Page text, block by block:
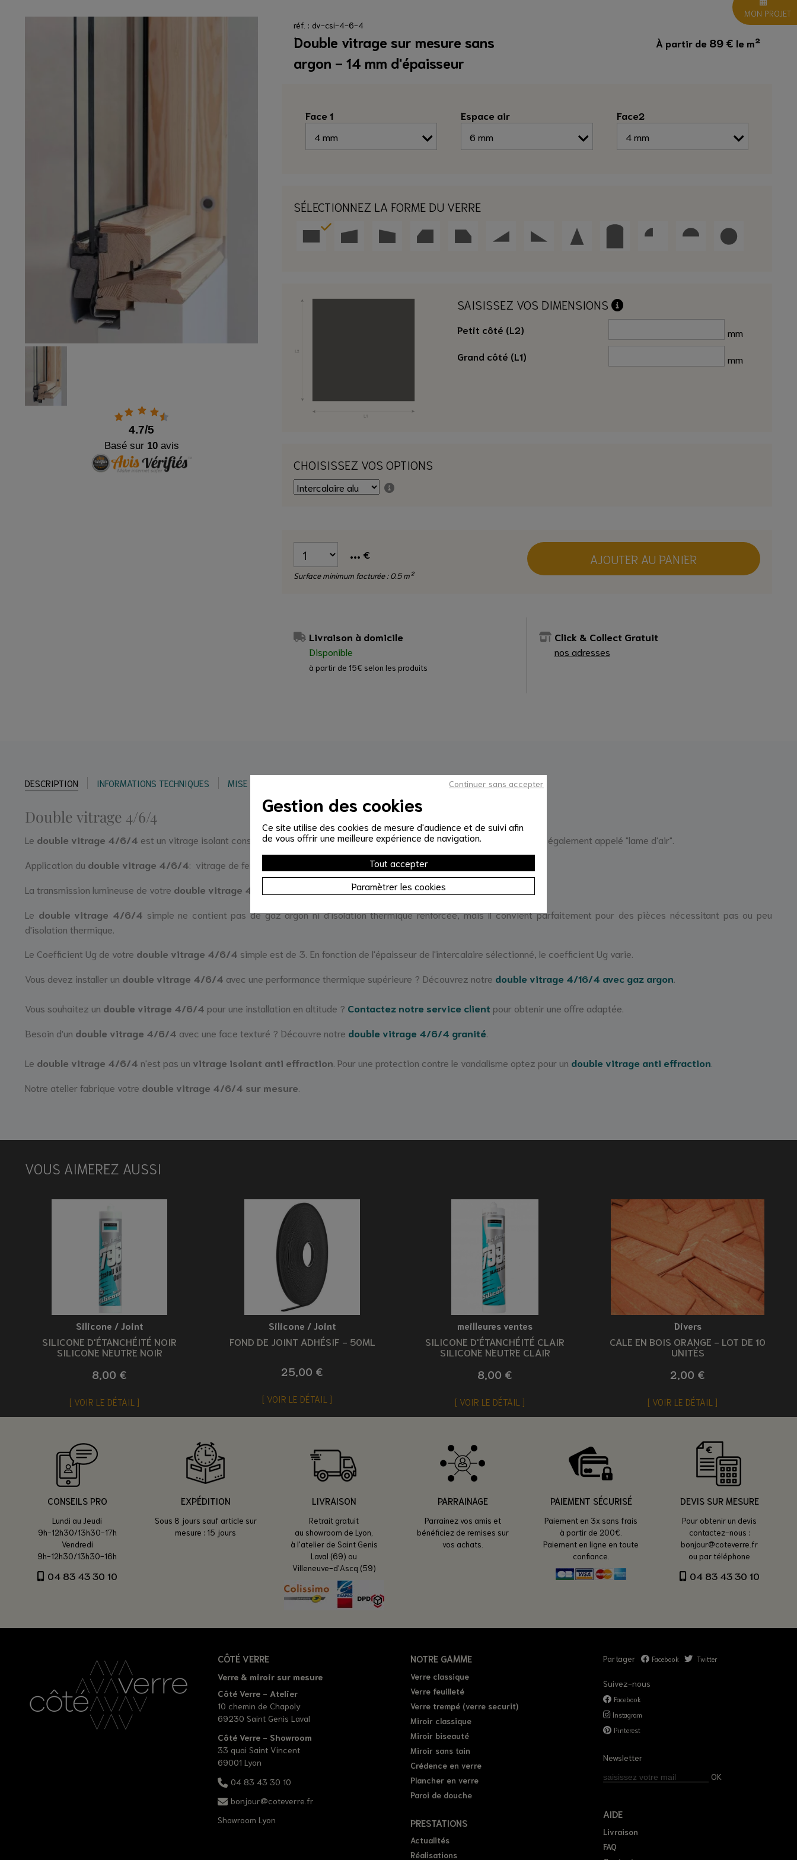
Gestion des cookies
Ce site utilise des cookies de mesure d'audience et de suivi afin
de vous offrir une meilleure expérience de navigation.
Tout accepter
Paramètrer les cookies
Continuer sans accepter
4.7/5
Basé sur 10avis
réf. : dv-csi-4-6-4
Double vitrage sur mesure sans
argon - 14 mm d'épaisseur
À partir de 89 € le m²
Face 1 Espace air Face2
SÉLECTIONNEZ LA FORME DU VERRE
SAISISSEZ VOS DIMENSIONS
Petit côté (L2)
mm
Grand côté (L1)
mm
CHOISISSEZ VOS OPTIONS
... €
Surface minimum facturée : 0.5 m²
AJOUTER AU PANIER
Livraison à domicile
Disponible
à partir de 15€ selon les produits
Click & Collect Gratuit
nos adresses
DESCRIPTION INFORMATIONS TECHNIQUES MISE EN ŒUVRE AVIS CLIENTS
Double vitrage 4/6/4
Le double vitrage 4/6/4 est un vitrage isolant constitué de deux verres de 4mm d'épaisseur, séparés par un espace d'air également appelé "lame d'air".
Application du double vitrage 4/6/4: vitrage de fenêtre, vitrage de porte,...
La transmission lumineuse de votre double vitrage 4/6/4
est de 83% et le facteur solaire est de 80%.
Le double vitrage 4/6/4 simple ne contient pas de gaz argon ni d'isolation thermique renforcée, mais il convient parfaitement pour des pièces nécessitant pas ou peu
d'isolation thermique.
Le Coefficient Ug de votre double vitrage 4/6/4 simple est de 3. En fonction de l'épaisseur de l'intercalaire sélectionné, le coefficient Ug varie.
Vous devez installer un double vitrage 4/6/4 avec une performance thermique supérieure ? Découvrez notre double vitrage 4/16/4 avec gaz argon
Vous souhaitez un double vitrage 4/6/4 pour une installation en altitude ? Contactez notre service clientpour obtenir une offre adaptée.
Besoin d'un double vitrage 4/6/4 avec une face texturé ? Découvre notre double vitrage 4/6/4 granité
Le double vitrage 4/6/4 n'est pas un vitrage isolant anti effraction . Pour une protection contre le vandalisme optez pour un double vitrage anti effraction
Notre atelier fabrique votre double vitrage 4/6/4 sur mesure
VOUS AIMEREZ AUSSI
Silicone / Joint
SILICONE D'ÉTANCHÉITÉ NOIR
SILICONE NEUTRE NOIR
8,00 €
VOIR LE DÉTAIL
Silicone / Joint
FOND DE JOINT ADHÉSIF - 50ML
25,00 €
VOIR LE DÉTAIL
meilleures ventes
SILICONE D'ÉTANCHÉITÉ CLAIR
SILICONE NEUTRE CLAIR
8,00 €
VOIR LE DÉTAIL
Divers
CALE EN BOIS ORANGE - LOT DE 10
UNITÉS
2,00 €
VOIR LE DÉTAIL
CONSEILS PRO
Lundi au Jeudi
9h-12h30/13h30-17h
Vendredi
9h-12h30/13h30-16h
04 83 43 30 10
EXPÉDITION
Sous 8 jours sauf article sur
mesure : 15 jours
LIVRAISON
Retrait gratuit
au showroom de Lyon,
à l'atelier de Saint Genis
Laval (69) ou
Villeneuve-d'Ascq (59)
PARRAINAGE
Parrainez vos amis et
bénéficiez de remises sur
vos achats.
PAIEMENT SÉCURISÉ
Paiement en 3x sans frais
à partir de 200€.
Paiement en ligne en toute
confiance.
DEVIS SUR MESURE
Pour obtenir un devis
contactez-nous :
bonjour@coteverre.fr
ou par téléphone
04 83 43 30 10
CÔTÉ VERRE
Verre & miroir sur mesure
Côté Verre - Atelier
10 chemin de Chapoly
69230 Saint Genis Laval
Côté Verre - Showroom
33 quai Saint Vincent
69001 Lyon
04 83 43 30 10
bonjour@coteverre.fr
Showroom Lyon
NOTRE GAMME
Verre classique
Verre feuilleté
Verre trempé (verre securit)
Miroir classique
Miroir biseauté
Miroir sans tain
Crédence en verre
Plancher en verre
Paroi de douche
PRESTATIONS
Actualités
Réalisations
Partager Facebook Twitter
Suivez-nous
Facebook
Instagram
Pinterest
Newsletter
OK
AIDE
Livraison
FAQ
MON PROJET